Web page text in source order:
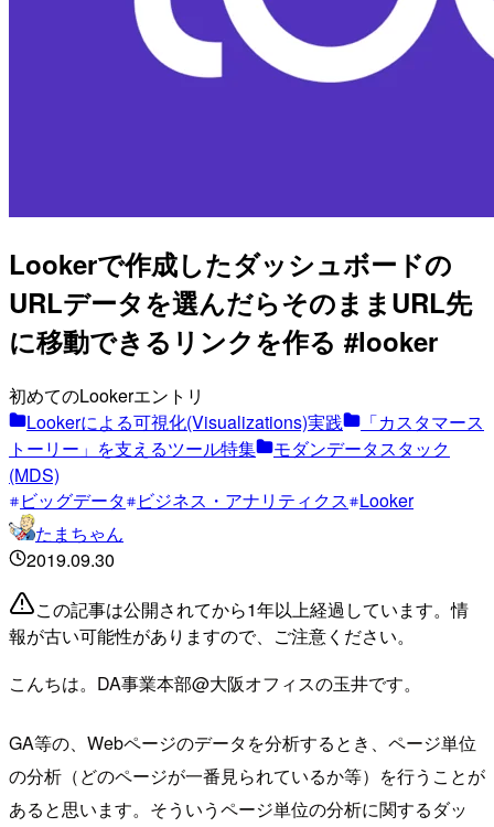
Lookerで作成したダッシュボードの
URLデータを選んだらそのままURL先
に移動できるリンクを作る #looker
初めてのLookerエントリ
Lookerによる可視化(Visualizations)実践
「カスタマース
トーリー」を支えるツール特集
モダンデータスタック
(MDS)
ビッグデータ
ビジネス・アナリティクス Looker
たまちゃん
2019.09.30
この記事は公開されてから1年以上経過しています。情
報が古い可能性がありますので、ご注意ください。
こんちは。DA事業本部@大阪オフィスの玉井です。
GA等の、Webページのデータを分析するとき、ページ単位
の分析（どのページが一番見られているか等）を行うことが
あると思います。そういうページ単位の分析に関するダッ